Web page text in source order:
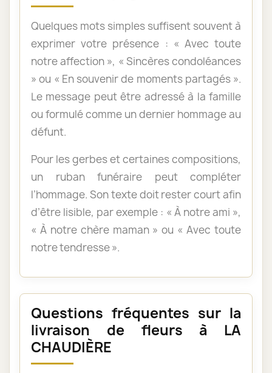
Quelques mots simples suffisent souvent à
exprimer votre présence : « Avec toute
notre affection », « Sincères condoléances
» ou « En souvenir de moments partagés ».
Le message peut être adressé à la famille
ou formulé comme un dernier hommage au
défunt.
Pour les gerbes et certaines compositions,
un ruban funéraire peut compléter
l’hommage. Son texte doit rester court afin
d’être lisible, par exemple : « À notre ami »,
« À notre chère maman » ou « Avec toute
notre tendresse ».
Questions fréquentes sur la
livraison de fleurs à LA
CHAUDIÈRE